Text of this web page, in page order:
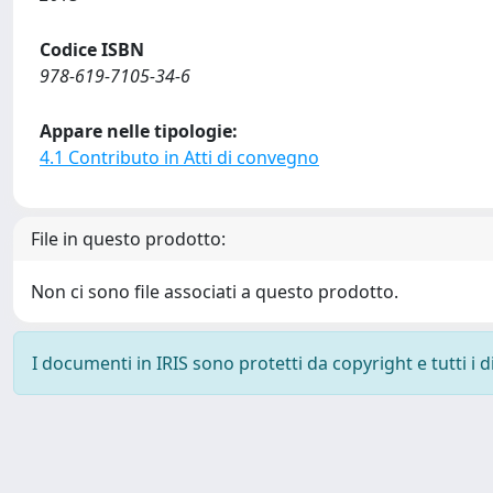
Codice ISBN
978-619-7105-34-6
Appare nelle tipologie:
4.1 Contributo in Atti di convegno
File in questo prodotto:
Non ci sono file associati a questo prodotto.
I documenti in IRIS sono protetti da copyright e tutti i